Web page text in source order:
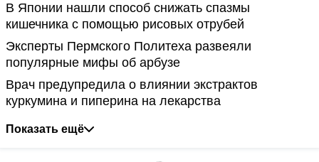
В Японии нашли способ снижать спазмы
кишечника с помощью рисовых отрубей
Эксперты Пермского Политеха развеяли
популярные мифы об арбузе
Врач предупредила о влиянии экстрактов
куркумина и пиперина на лекарства
Показать ещё